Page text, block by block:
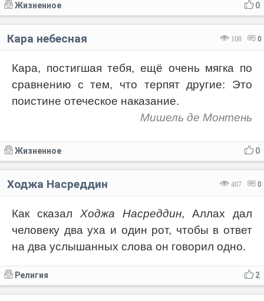
0
Жизненное
108 0
Кара небесная
Кара, постигшая тебя, ещё очень мягка по
сравнению с тем, что терпят другие: Это
поистине отеческое наказание.
Мишель де Монтень
0
Жизненное
407 0
Ходжа Насреддин
Как сказал Ходжа Насреддин, Аллах дал
человеку два уха и один рот, чтобы в ответ
на два услышанных слова он говорил одно.
2
Религия